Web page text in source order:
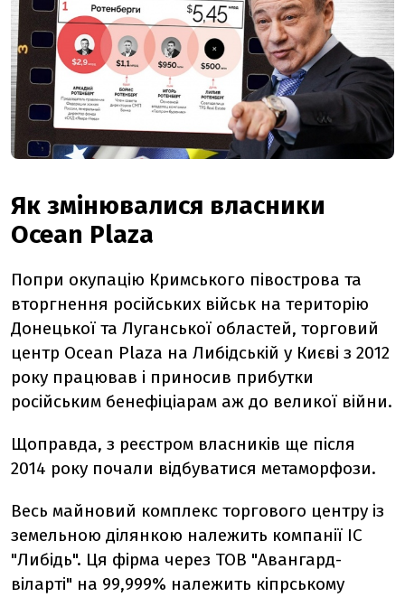
Як змінювалися власники
Ocean Plaza
Попри окупацію Кримського півострова та
вторгнення російських військ на територію
Донецької та Луганської областей, торговий
центр Ocean Plaza на Либідській у Києві з 2012
року працював і приносив прибутки
російським бенефіціарам аж до великої війни.
Щоправда, з реєстром власників ще після
2014 року почали відбуватися метаморфози.
Весь майновий комплекс торгового центру із
земельною ділянкою належить компанії ІС
"Либідь". Ця фірма через ТОВ "Авангард-
віларті" на 99,999% належить кіпрському